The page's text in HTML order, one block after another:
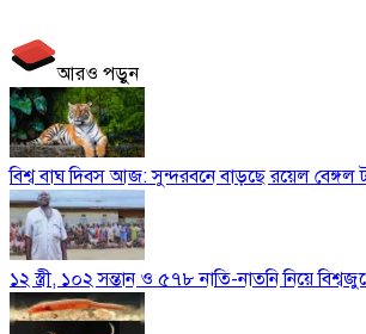
আরও পড়ুন
বিশ্ব বাঘ দিবস আজ: সুন্দরবনে বাড়ছে রয়েল বেঙ্গল
১২ স্ত্রী, ১০২ সন্তান ও ৫৭৮ নাতি-নাতনি নিয়ে